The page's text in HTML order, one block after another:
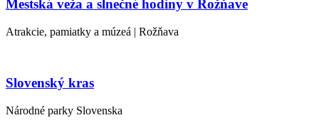
Mestská veža a slnečné hodiny v Rožňave
Atrakcie, pamiatky a múzeá | Rožňava
Slovenský kras
Národné parky Slovenska